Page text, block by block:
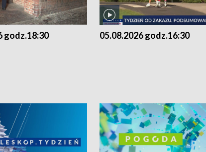
godz.18:30 05.08.2026 godz.16:30